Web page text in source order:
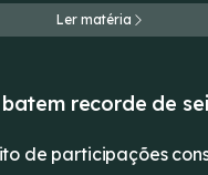
Ler matéria
recorde de
de participações